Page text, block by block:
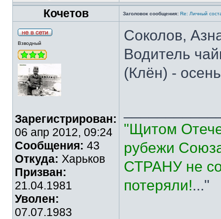
Кочетов
Заголовок сообщения: Re: Личный
Взводный
Зарегистрирован:
06 апр 2012, 09:24
Сообщения: 43
Откуда: Харьков
Призван:
21.04.1981
Уволен:
07.07.1983
Соколов,
Водитель
(Клён) -
"Щитом
рубежи
СТРАНУ не
потеряли!..."